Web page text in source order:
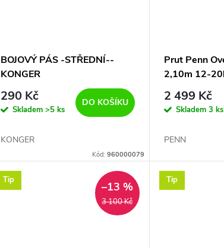
BOJOVÝ PÁS -STŘEDNÍ--
KONGER
290 Kč
Skladem>5 ks
DO KOŠÍKU
KONGER
Kód: 960000079
Prut Penn
2,10m 12-
CESTOVNÍ
2 499 Kč
Skladem 3 ks
PENN
Tip
3 100 Kč
–13 % Tip